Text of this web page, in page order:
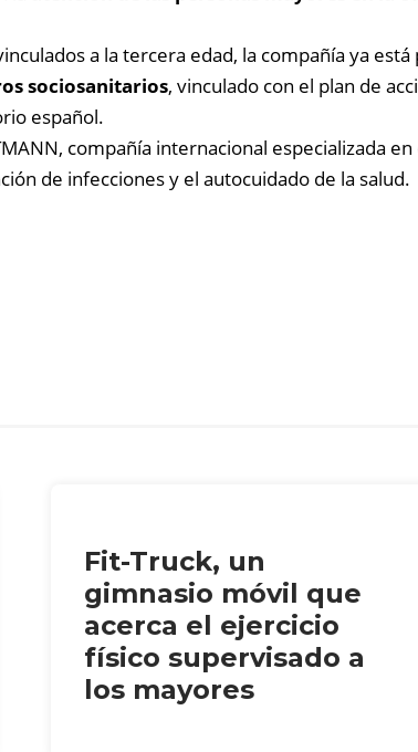
a la tercera edad, la compañía ya
sociosanitarios, vinculado con el plan de
español.
compañía internacional especializada
de infecciones y el autocuidado de la salud.
Fit-Truck, un
gimnasio móvil que
acerca el ejercicio
físico supervisado a
los mayores